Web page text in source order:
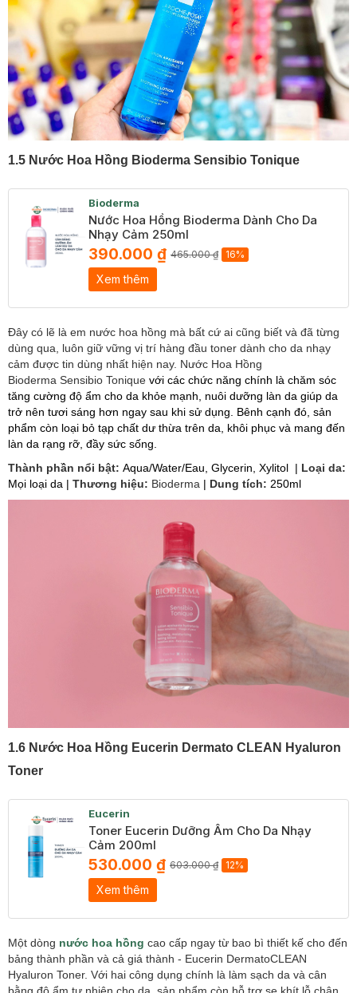
1.5 Nước Hoa Hồng Bioderma Sensibio Tonique
Bioderma
Nước Hoa Hồng Bioderma Dành Cho Da
Nhạy Cảm 250ml
390.000 ₫ 465.000 ₫ 16%
Xem thêm
Đây có lẽ là em nước hoa hồng mà bất cứ ai cũng biết và đã từng
dùng qua, luôn giữ vững vị trí hàng đầu toner dành cho da nhạy
cảm được tin dùng nhất hiện nay. Nước Hoa Hồng
Bioderma Sensibio Tonique với các chức năng chính là chăm sóc
tăng cường độ ẩm cho da khỏe mạnh, nuôi dưỡng làn da giúp da
trở nên tươi sáng hơn ngay sau khi sử dụng. Bênh cạnh đó, sản
phẩm còn loại bỏ tạp chất dư thừa trên da, khôi phục và mang đến
làn da rạng rỡ, đầy sức sống.
Thành phần nổi bật: Aqua/Water/Eau, Glycerin, Xylitol | Loại da:
Mọi loại da | Thương hiệu: Bioderma | Dung tích: 250ml
1.6 Nước Hoa Hồng Eucerin Dermato CLEAN Hyaluron
Toner
Eucerin
Toner Eucerin Dưỡng Ẩm Cho Da Nhạy
Cảm 200ml
530.000 ₫ 603.000 ₫ 12%
Xem thêm
Một dòng nước hoa hồng cao cấp ngay từ bao bì thiết kế cho đến
bảng thành phần và cả giá thành - Eucerin DermatoCLEAN
Hyaluron Toner. Với hai công dụng chính là làm sạch da và cân